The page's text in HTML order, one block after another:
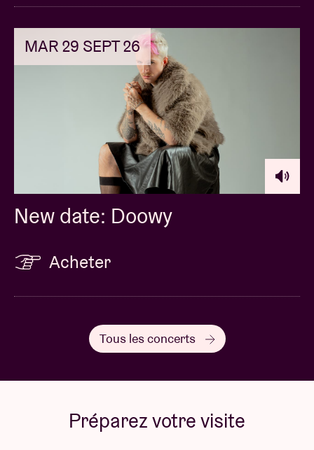
MAR 29 SEPT 26
New date: Doowy
Acheter
Tous les concerts
Préparez votre visite